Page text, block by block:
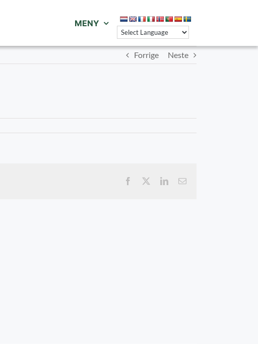
MENY
Forrige Neste
Facebook LinkedIn
E-